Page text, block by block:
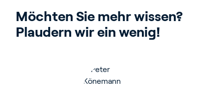
Möchten Sie mehr wissen?
Plaudern wir ein wenig!